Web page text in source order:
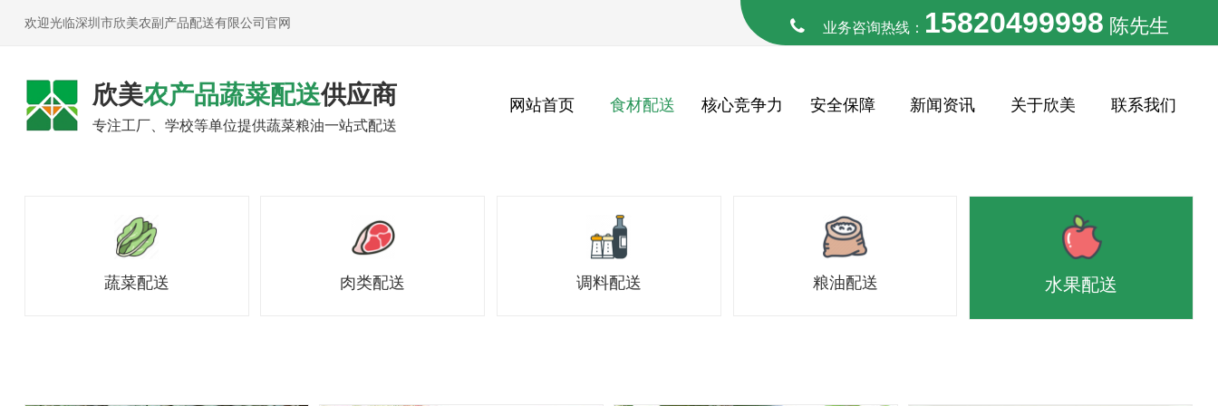
欢迎光临深圳市欣美农副产品配送有限公司官网 业务咨询热线： 15820499998 陈先生
欣美农产品蔬菜配送供应商
专注工厂、学校等单位提供蔬菜粮油一站式配送
网站首页 食材配送 核心竞争力 安全保障 新闻资讯 关于欣美 联系我们
蔬菜配送 肉类配送 调料配送 粮油配送 水果配送